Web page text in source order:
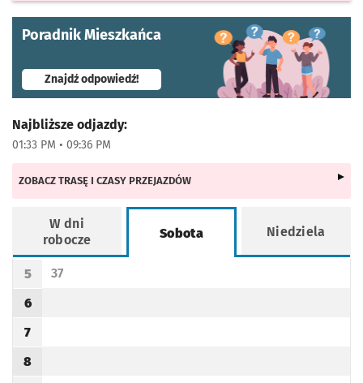
Poradnik Mieszkańca
Znajdź odpowiedź!- otworzy się w nowej karcie
Najbliższe odjazdy:
01:33 PM • 09:36 PM
ZOBACZ TRASĘ I CZASY PRZEJAZDÓW
W dni
robocze
Sobota Niedziela
Rozkład jazdy -
Godzina odjazdu
5
Odjazd
37
minut po godzinie 5
Godzina odjazdu
6
Godzina odjazdu
7
Godzina odjazdu
8